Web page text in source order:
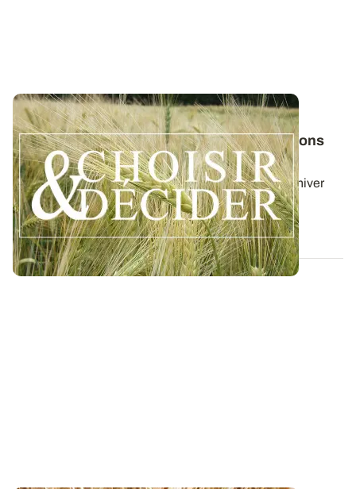
SUD-OUEST
Orge d'hiver : téléchargez nos préconisations
pour les semis 2026
Retrouvez les préconisations 2026/2027 en orge d'hiver
avec le guide régional Choisir et...
03 AOÛT 2026